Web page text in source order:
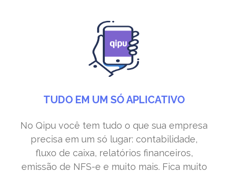
TUDO EM UM SÓ APLICATIVO
No Qipu você tem tudo o que sua empresa
precisa em um só lugar: contabilidade,
fluxo de caixa, relatórios financeiros,
emissão de NFS-e e muito mais. Fica muito